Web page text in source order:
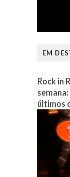
EM
Rock in
últimos